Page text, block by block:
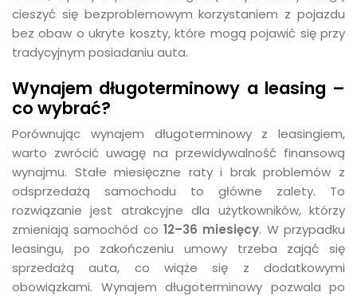
cieszyć się bezproblemowym korzystaniem z pojazdu
bez obaw o ukryte koszty, które mogą pojawić się przy
tradycyjnym posiadaniu auta.
Wynajem długoterminowy a leasing –
co wybrać?
Porównując wynajem długoterminowy z leasingiem,
warto zwrócić uwagę na przewidywalność finansową
wynajmu. Stałe miesięczne raty i brak problemów z
odsprzedażą samochodu to główne zalety. To
rozwiązanie jest atrakcyjne dla użytkowników, którzy
zmieniają samochód co 12–36 miesięcy. W przypadku
leasingu, po zakończeniu umowy trzeba zająć się
sprzedażą auta, co wiąże się z dodatkowymi
obowiązkami. Wynajem długoterminowy pozwala po